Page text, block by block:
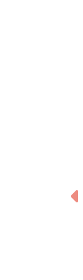
Bolsius -
geurkaars
bordeaux -